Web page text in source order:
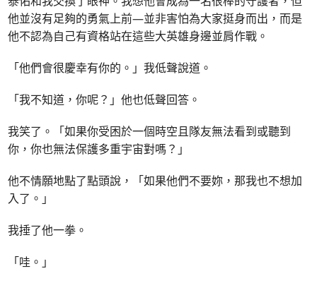
他並沒有足夠的勇氣上前—並非害怕為大家挺身而出，而是
他不認為自己有資格站在這些大英雄身邊並肩作戰。
「他們會很慶幸有你的。」我低聲說道。
「我不知道，你呢？」他也低聲回答。
我笑了。「如果你受困於一個時空且隊友無法看到或聽到
你，你也無法保護多重宇宙對嗎？」
他不情願地點了點頭說，「如果他們不要妳，那我也不想加
入了。」
我捶了他一拳。
「哇。」